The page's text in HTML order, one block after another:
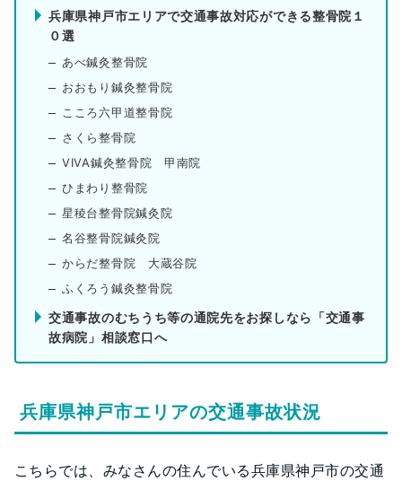
兵庫県神戸市エリアで交通事故対応ができる整骨院１
０選
あべ鍼灸整骨院
おおもり鍼灸整骨院
こころ六甲道整骨院
さくら整骨院
VIVA鍼灸整骨院 甲南院
ひまわり整骨院
星稜台整骨院鍼灸院
名谷整骨院鍼灸院
からだ整骨院 大蔵谷院
ふくろう鍼灸整骨院
交通事故のむちうち等の通院先をお探しなら「交通事
故病院」相談窓口へ
兵庫県神戸市エリアの交通事故状況
こちらでは、みなさんの住んでいる兵庫県神戸市の交通